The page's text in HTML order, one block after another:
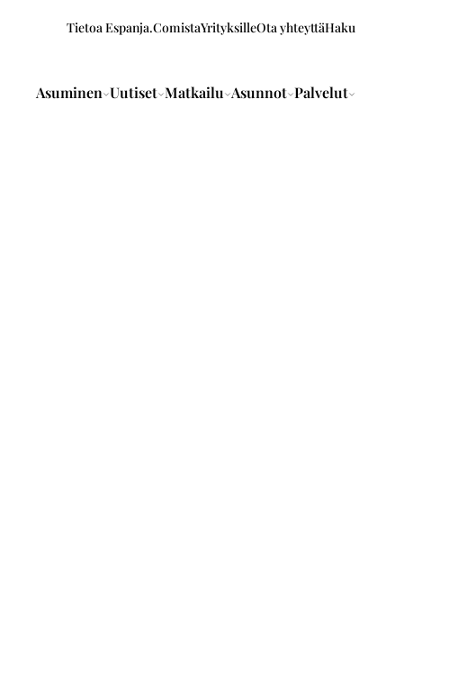
Tietoa Espanja.ComistaYrityksilleOta yhteyttäHaku
Asuminen Uutiset Matkailu Asunnot Palvelut